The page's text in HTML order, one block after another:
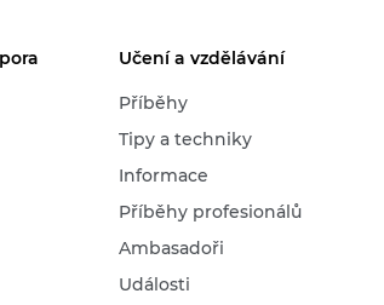
Učení a vzdělávání
Příběhy
Tipy a techniky
Informace
Příběhy profesionálů
Ambasadoři
Události